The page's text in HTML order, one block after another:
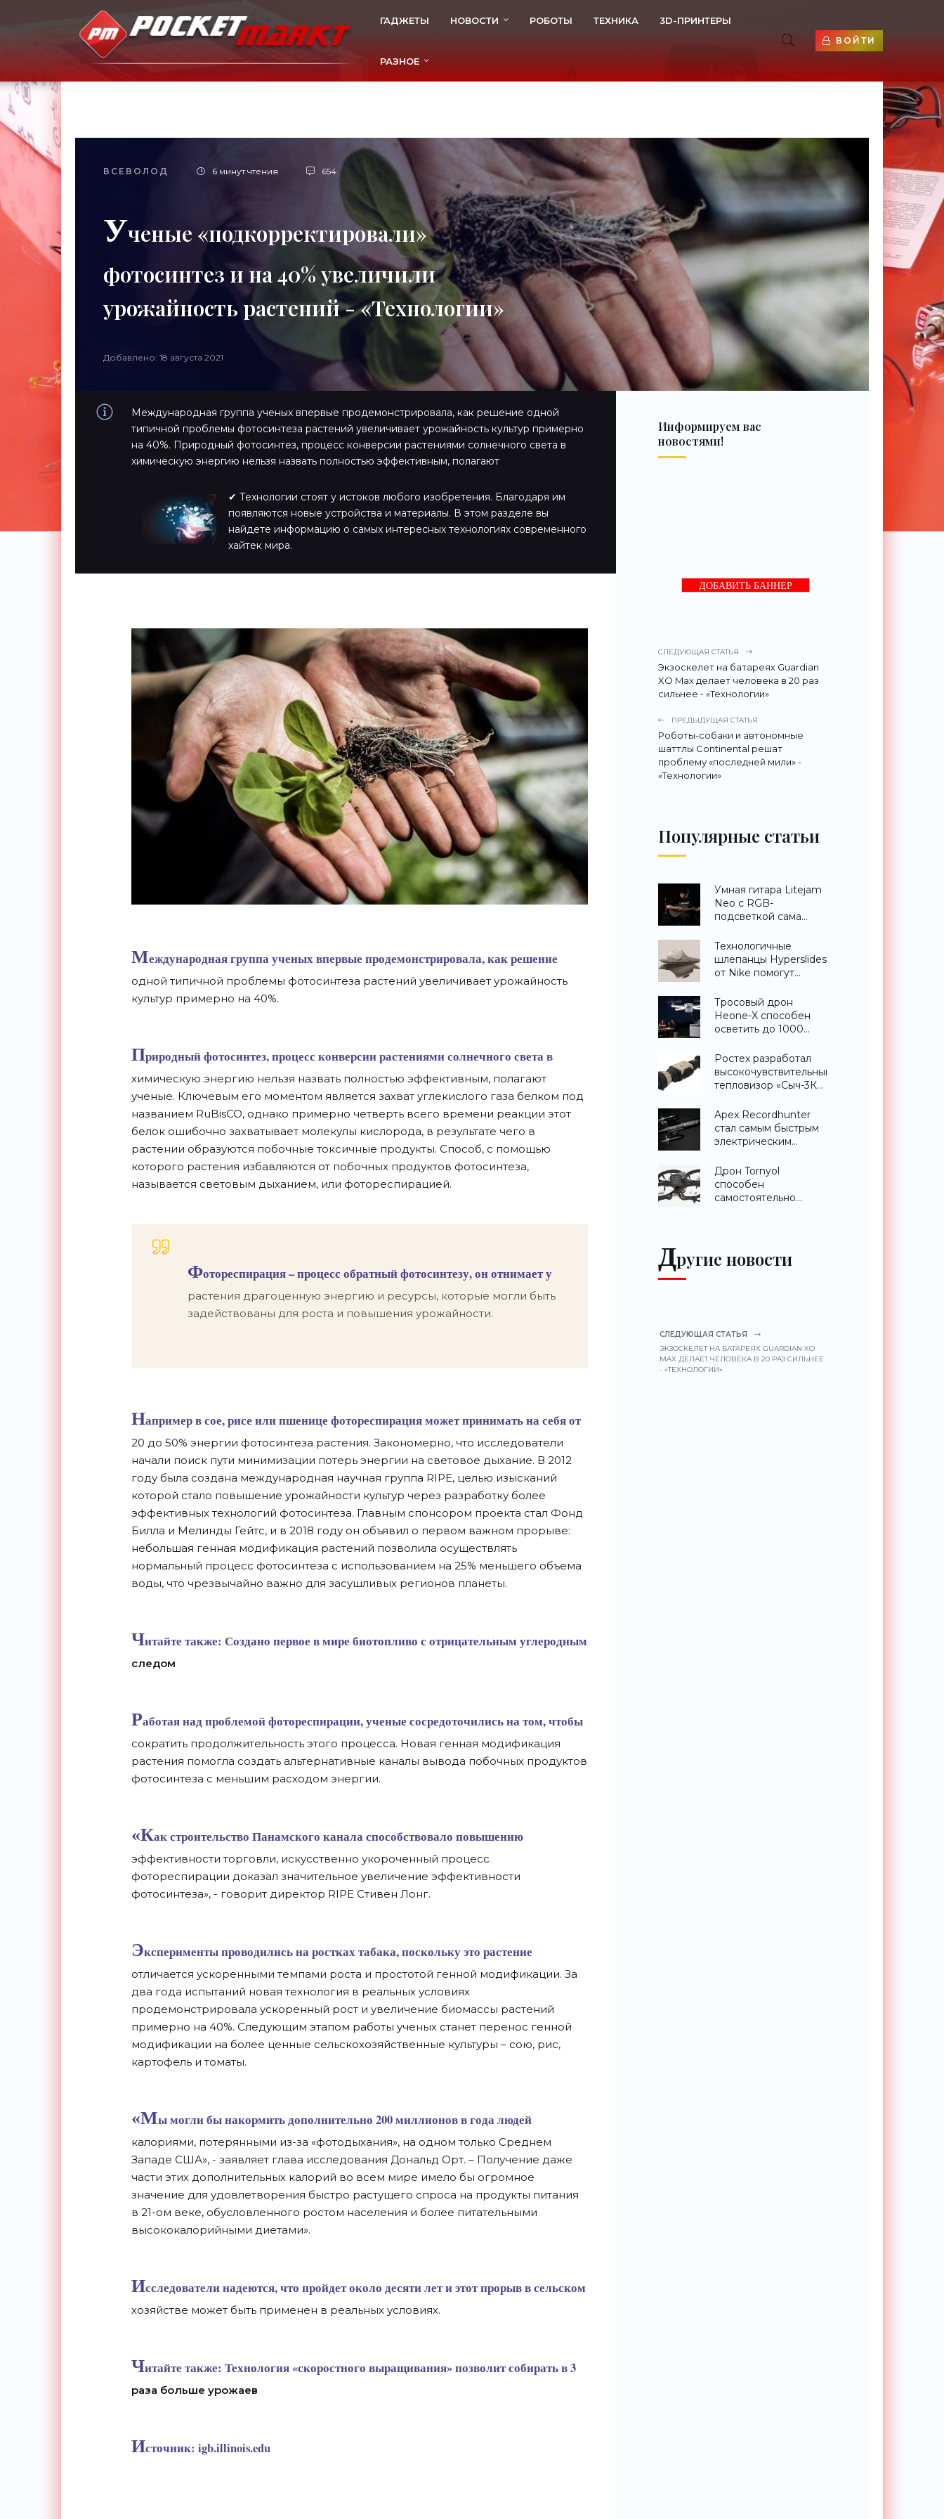
ГАДЖЕТЫ НОВОСТИ РОБОТЫ ТЕХНИКА 3D-ПРИНТЕРЫ
РАЗНОЕ
ВОЙТИ
ВСЕВОЛОД 6 минут чтения 654
Ученые «подкорректировали»
фотосинтез и на 40% увеличили
урожайность растений - «Технологии»
Добавлено: 18 августа 2021
Международная группа ученых впервые продемонстрировала, как решение одной
типичной проблемы фотосинтеза растений увеличивает урожайность культур примерно
на 40%. Природный фотосинтез, процесс конверсии растениями солнечного света в
химическую энергию нельзя назвать полностью эффективным, полагают
✔ Технологии стоят у истоков любого изобретения. Благодаря им
появляются новые устройства и материалы. В этом разделе вы
найдете информацию о самых интересных технологиях современного
хайтек мира.
Международная группа ученых впервые продемонстрировала, как решение
одной типичной проблемы фотосинтеза растений увеличивает урожайность
культур примерно на 40%.
Природныйфотосинтез, процесс конверсии растениями солнечного света в
химическую энергию нельзя назвать полностью эффективным, полагают
ученые. Ключевым его моментом является захват углекислого газа белком под
названием RuBisCO, однако примерно четверть всего времени реакции этот
белок ошибочно захватывает молекулы кислорода, в результате чего в
растении образуются побочные токсичные продукты. Способ, с помощью
которого растения избавляются от побочных продуктов фотосинтеза,
называется световым дыханием, или фотореспирацией.
Фотореспирация – процесс обратный фотосинтезу, он отнимает у
растения драгоценную энергию и ресурсы, которые могли быть
задействованы для роста и повышения урожайности.
Например в сое, рисе или пшенице фотореспирация может принимать на себя от
20 до 50% энергии фотосинтеза растения. Закономерно, что исследователи
начали поиск пути минимизации потерь энергии на световое дыхание. В 2012
году была создана международная научная группа RIPE, целью изысканий
которой стало повышение урожайности культур через разработку более
эффективных технологий фотосинтеза. Главным спонсором проекта стал Фонд
Билла и Мелинды Гейтс, и в 2018 году он объявил о первом важном прорыве:
небольшая генная модификация растений позволила осуществлять
нормальный процесс фотосинтеза с использованием на 25% меньшего объема
воды, что чрезвычайно важно для засушливых регионов планеты.
Читайте также: Создано первое в мире биотопливо с отрицательным углеродным
следом
Работая над проблемой фотореспирации, ученые сосредоточились на том, чтобы
сократить продолжительность этого процесса. Новая генная модификация
растения помогла создать альтернативные каналы вывода побочных продуктов
фотосинтеза с меньшим расходом энергии.
«Как строительство Панамского канала способствовало повышению
эффективности торговли, искусственно укороченный процесс
фотореспирации доказал значительное увеличение эффективности
фотосинтеза», - говорит директор RIPE Стивен Лонг.
Эксперименты проводились на ростках табака, поскольку это растение
отличается ускоренными темпами роста и простотой генной модификации. За
два года испытаний новая технология в реальных условиях
продемонстрировала ускоренный рост и увеличение биомассы растений
примерно на 40%. Следующим этапом работы ученых станет перенос генной
модификации на более ценные сельскохозяйственные культуры – сою, рис,
картофель и томаты.
«Мы могли бы накормить дополнительно 200 миллионов в года людей
калориями, потерянными из-за «фотодыхания», на одном только Среднем
Западе США», - заявляет глава исследования Дональд Орт. – Получение даже
части этих дополнительных калорий во всем мире имело бы огромное
значение для удовлетворения быстро растущего спроса на продукты питания
в 21-ом веке, обусловленного ростом населения и более питательными
высококалорийными диетами».
Исследователи надеются, что пройдет около десяти лет и этот прорыв в сельском
хозяйстве может быть применен в реальных условиях.
Читайте также: Технология «скоростного выращивания» позволит собирать в 3
раза больше урожаев
Источник: igb.illinois.edu
Информируем вас
новостями!
ДОБАВИТЬ БАННЕР
СЛЕДУЮЩАЯ СТАТЬЯ
Экзоскелет на батареях Guardian
XO Max делает человека в 20 раз
сильнее - «Технологии»
ПРЕДЫДУЩАЯ СТАТЬЯ
Роботы-собаки и автономные
шаттлы Continental решат
проблему «последней мили» -
«Технологии»
Популярные статьи
Умная гитара Litejam
Neo с RGB-
подсветкой сама
«Гаджеты»
Технологичные
шлепанцы Hyperslides
от Nike помогут
ноги после
тренировки -
«Гаджеты»
Тросовый дрон
Heone-X способен
осветить до 1000
земли -
«Беспилотники»
Ростех разработал
высокочувствительный
тепловизор «Сыч-3К»
распознавания до 2
км - «Гаджеты»
Apex Recordhunter
стал самым быстрым
электрическим
«Беспилотники»
Дрон Tornyol
способен
самостоятельно
Другие новости
СЛЕДУЮЩАЯ СТАТЬЯ
ЭКЗОСКЕЛЕТ НА БАТАРЕЯХ GUARDIAN XO
MAX ДЕЛАЕТ ЧЕЛОВЕКА В 20 РАЗ СИЛЬНЕЕ
- «ТЕХНОЛОГИИ»